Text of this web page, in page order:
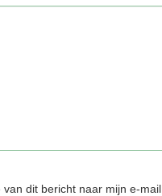
van dit bericht naar mijn e-mail